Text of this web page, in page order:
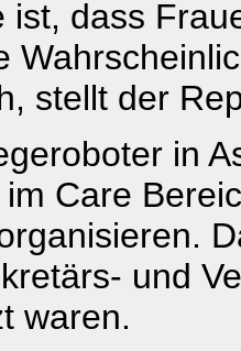
ist, dass
stellt der
in
Care
und
waren.